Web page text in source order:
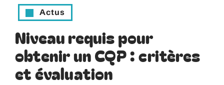
Actus
Niveau requis pour
obtenir un CQP : critères
et évaluation